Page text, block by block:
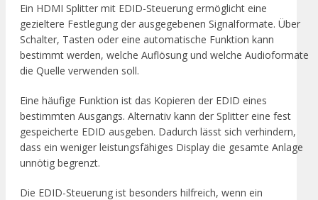
Ein HDMI Splitter mit EDID-Steuerung ermöglicht eine
gezieltere Festlegung der ausgegebenen Signalformate. Über
Schalter, Tasten oder eine automatische Funktion kann
bestimmt werden, welche Auflösung und welche Audioformate
die Quelle verwenden soll.
Eine häufige Funktion ist das Kopieren der EDID eines
bestimmten Ausgangs. Alternativ kann der Splitter eine fest
gespeicherte EDID ausgeben. Dadurch lässt sich verhindern,
dass ein weniger leistungsfähiges Display die gesamte Anlage
unnötig begrenzt.
Die EDID-Steuerung ist besonders hilfreich, wenn ein